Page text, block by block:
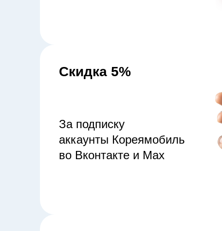
Скидка 5%
За подписку
аккаунты Кореямобиль
во Вконтакте и Мах